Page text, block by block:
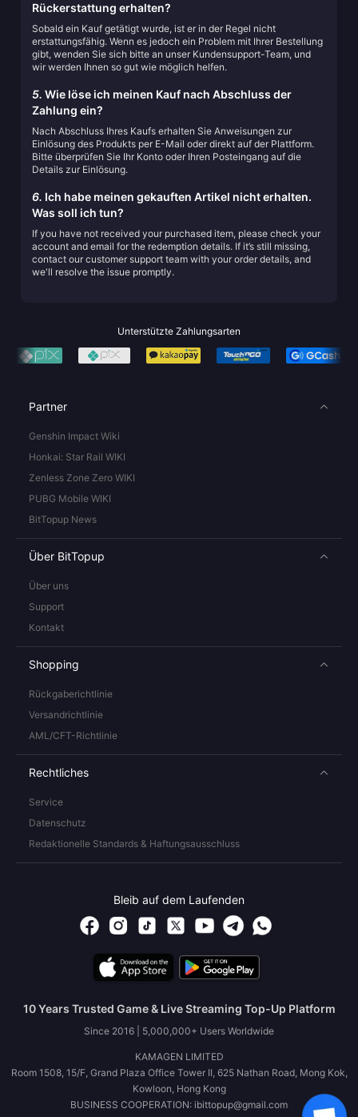
Rückerstattung erhalten?
Sobald ein Kauf getätigt wurde, ist er in der Regel nicht
erstattungsfähig. Wenn es jedoch ein Problem mit Ihrer Bestellung
gibt, wenden Sie sich bitte an unser Kundensupport-Team, und
wir werden Ihnen so gut wie möglich helfen.
5. Wie löse ich meinen Kauf nach Abschluss der
Zahlung ein?
Nach Abschluss Ihres Kaufs erhalten Sie Anweisungen zur
Einlösung des Produkts per E-Mail oder direkt auf der Plattform.
Bitte überprüfen Sie Ihr Konto oder Ihren Posteingang auf die
Details zur Einlösung.
6. Ich habe meinen gekauften Artikel nicht erhalten.
Was soll ich tun?
If you have not received your purchased item, please check your
account and email for the redemption details. If it’s still missing,
contact our customer support team with your order details, and
we'll resolve the issue promptly.
Unterstützte Zahlungsarten
Partner
Genshin Impact Wiki
Honkai: Star Rail WIKI
Zenless Zone Zero WIKI
PUBG Mobile WIKI
BitTopup News
Über BitTopup
Über uns
Support
Kontakt
Shopping
Rückgaberichtlinie
Versandrichtlinie
AML/CFT-Richtlinie
Rechtliches
Service
Datenschutz
Redaktionelle Standards & Haftungsausschluss
Bleib auf dem Laufenden
10 Years Trusted Game & Live Streaming Top-Up Platform
Since 2016 | 5,000,000+ Users Worldwide
KAMAGEN LIMITED
Room 1508, 15/F, Grand Plaza Office Tower II, 625 Nathan Road, Mong Kok,
Kowloon, Hong Kong
BUSINESS COOPERATION: ibittopup@gmail.com